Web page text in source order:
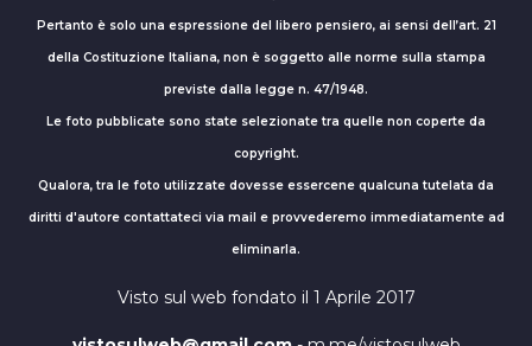
Pertanto è solo una espressione del libero pensiero, ai sensi dell’art. 21
della Costituzione Italiana, non è soggetto alle norme sulla stampa
previste dalla legge n. 47/1948.
Le foto pubblicate sono state selezionate tra quelle non coperte da
copyright.
Qualora, tra le foto utilizzate dovesse essercene qualcuna tutelata da
diritti d'autore contattateci via mail e provvederemo immediatamente ad
eliminarla.
Visto sul web fondato il 1 Aprile 2017